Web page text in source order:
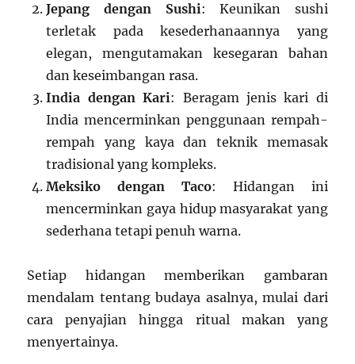
Jepang dengan Sushi: Keunikan sushi
terletak pada kesederhanaannya yang
elegan, mengutamakan kesegaran bahan
dan keseimbangan rasa.
India dengan Kari: Beragam jenis kari di
India mencerminkan penggunaan rempah-
rempah yang kaya dan teknik memasak
tradisional yang kompleks.
Meksiko dengan Taco: Hidangan ini
mencerminkan gaya hidup masyarakat yang
sederhana tetapi penuh warna.
Setiap hidangan memberikan gambaran
mendalam tentang budaya asalnya, mulai dari
cara penyajian hingga ritual makan yang
menyertainya.